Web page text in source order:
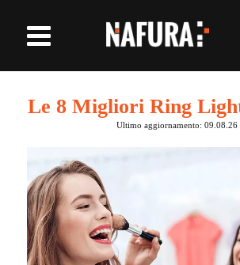
Le 8 Migliori Ring
Ultimo aggiornamento: 09.08.26